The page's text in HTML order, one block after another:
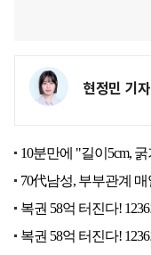
현정민 기자